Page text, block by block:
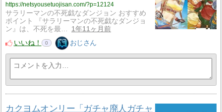
https://netsyousetuojisan.com/?p=12124
サラリーマンの不死戯なダンジョン おすすめ
ポイント 『サラリーマンの不死戯なダンジョ
ン』は、不死を最…
1年11ヶ月前
いいね！
0 おじさん
カクヨムオンリー「ガチャ廃人ガチャ